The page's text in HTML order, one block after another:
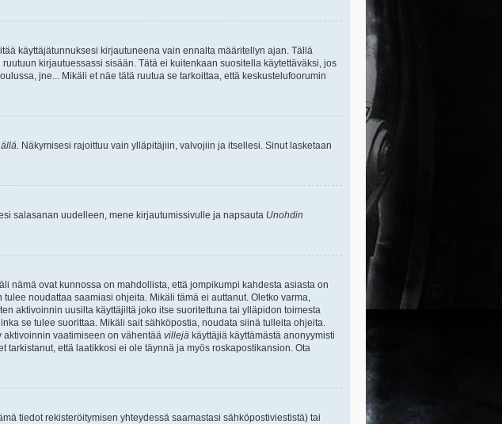
käyttäjätunnuksesi kirjautuneena vain ennalta määritellyn ajan. Tällä
kirjautuessassi sisään. Tätä ei kuitenkaan suositella käytettäväksi, jos
jne... Mikäli et näe tätä ruutua se tarkoittaa, että keskustelufoorumin
. Näkymisesi rajoittuu vain ylläpitäjiin, valvojiin ja itsellesi. Sinut lasketaan
salasanan uudelleen, mene kirjautumissivulle ja napsauta Unohdin
nämä ovat kunnossa on mahdollista, että jompikumpi kahdesta asiasta on
tulee noudattaa saamiasi ohjeita. Mikäli tämä ei auttanut. Oletko varma,
aktivoinnin uusilta käyttäjiltä joko itse suoritettuna tai ylläpidon toimesta
se tulee suorittaa. Mikäli sait sähköpostia, noudata siinä tulleita ohjeita.
aktivoinnin vaatimiseen on vähentää villejä käyttäjiä käyttämästä anonyymisti
että laatikkosi ei ole täynnä ja myös roskapostikansion. Ota
tiedot rekisteröitymisen yhteydessä saamastasi sähköpostiviestistä) tai